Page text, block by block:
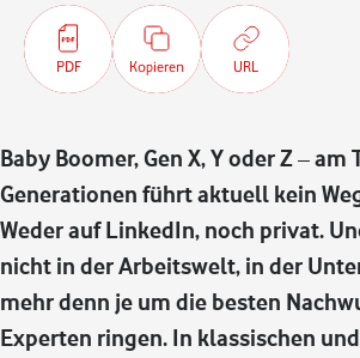
PDF Kopieren URL
Baby Boomer, Gen X, Y oder Z – am
Generationen führt aktuell kein
Weder auf LinkedIn, noch privat.
nicht in der Arbeitswelt, in der
mehr denn je um die besten
Experten ringen. In klassischen